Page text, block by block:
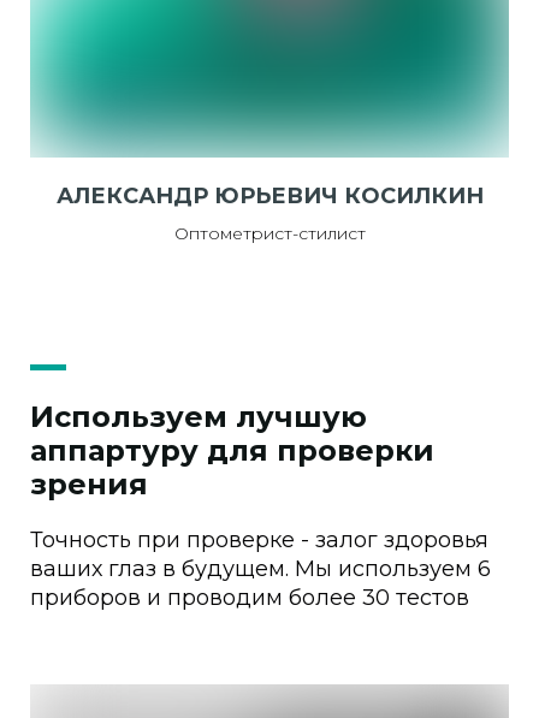
АЛЕКСАНДР ЮРЬЕВИЧ КОСИЛКИН
Оптометрист-стилист
Используем лучшую
аппартуру для проверки
зрения
Точность при проверке - залог здоровья
ваших глаз в будущем. Мы используем 6
приборов и проводим более 30 тестов